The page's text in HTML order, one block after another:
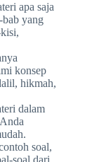
apa saja
yang
konsep
hikmah,
dalam
soal,